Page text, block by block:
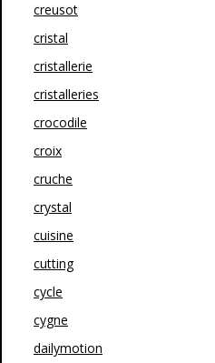
creusot
cristal
cristallerie
cristalleries
crocodile
croix
cruche
crystal
cuisine
cutting
cycle
cygne
dailymotion